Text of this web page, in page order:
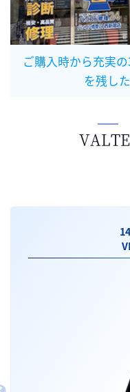
ご購入時から充実
を残し